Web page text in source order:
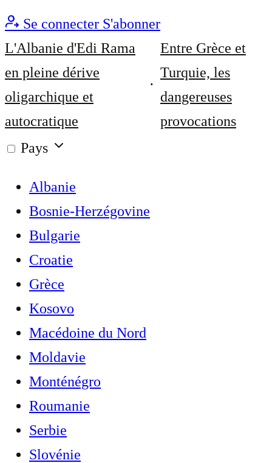
Se connecter S'abonner
L'Albanie d'Edi Rama
en pleine dérive
oligarchique et
autocratique
Entre Grèce et
Turquie, les
dangereuses
provocations
Pays
Albanie
Bosnie-Herzégovine
Bulgarie
Croatie
Grèce
Kosovo
Macédoine du Nord
Moldavie
Monténégro
Roumanie
Serbie
Slovénie